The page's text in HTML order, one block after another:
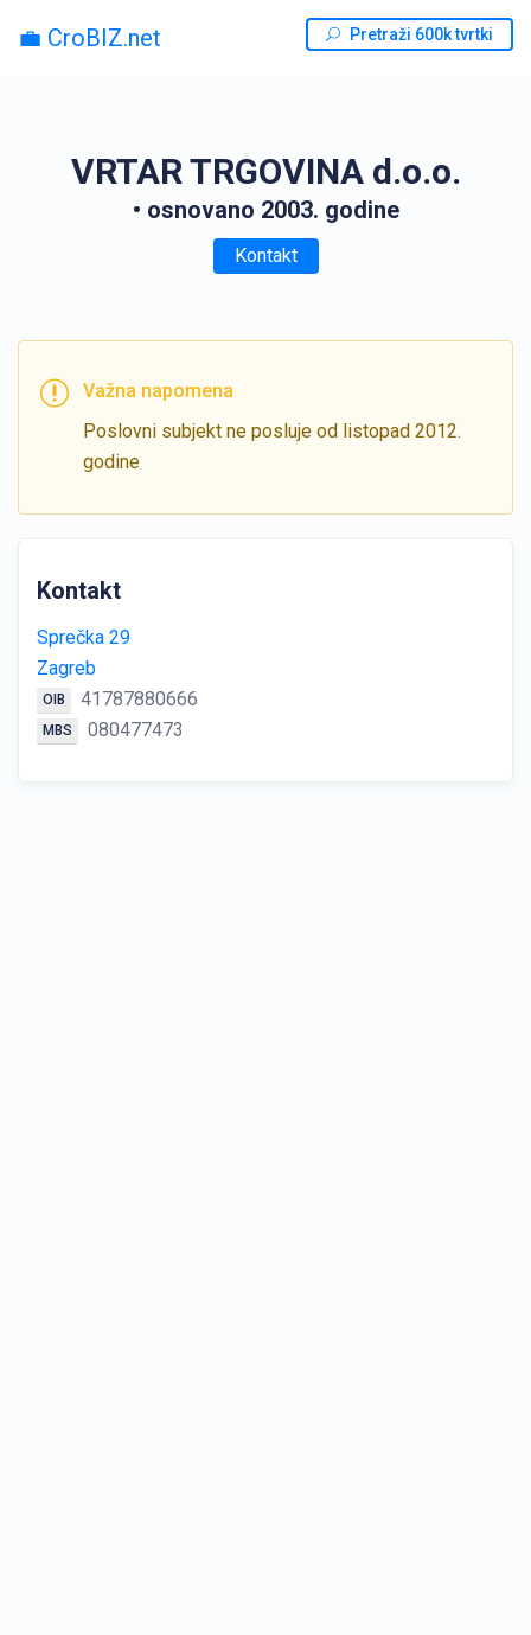
💼 CroBIZ.net Pretraži 600k tvrtki
VRTAR TRGOVINA d.o.o.
• osnovano 2003. godine
Kontakt
Važna napomena
Poslovni subjekt ne posluje od listopad 2012.
godine
Kontakt
Sprečka 29
Zagreb
OIB 41787880666
MBS 080477473